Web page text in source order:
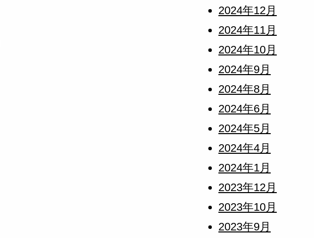
2024年12月
2024年11月
2024年10月
2024年9月
2024年8月
2024年6月
2024年5月
2024年4月
2024年1月
2023年12月
2023年10月
2023年9月